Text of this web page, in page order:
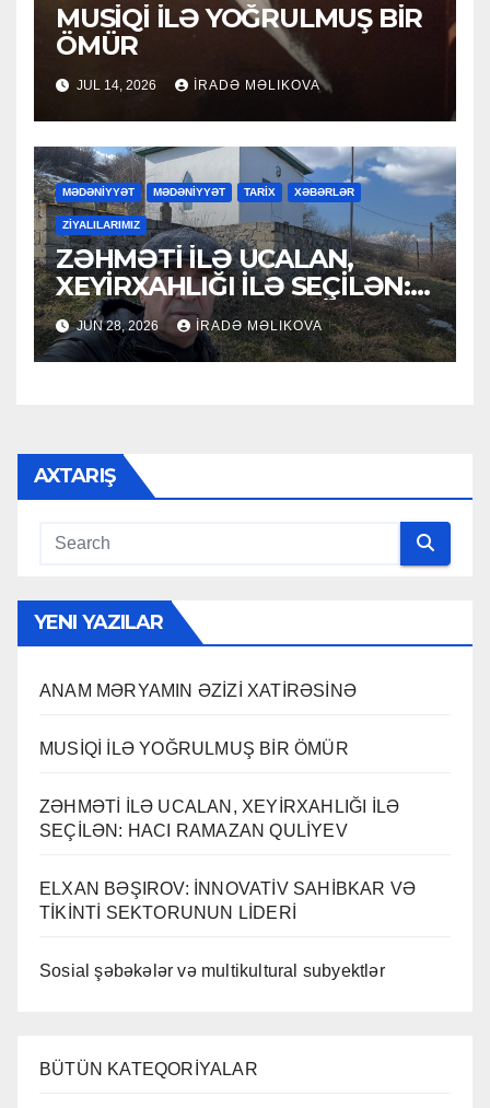
MUSİQİ İLƏ YOĞRULMUŞ BİR
ÖMÜR
JUL 14, 2026 İRADƏ MƏLIKOVA
MƏDƏNİYYƏT MƏDƏNİYYƏT TARİX XƏBƏRLƏR
ZİYALILARIMIZ
ZƏHMƏTİ İLƏ UCALAN,
XEYİRXAHLIĞI İLƏ SEÇİLƏN:
HACI RAMAZAN QULİYEV
JUN 28, 2026 İRADƏ MƏLIKOVA
AXTARIŞ
YENI YAZILAR
ANAM MƏRYAMIN ƏZİZİ XATİRƏSİNƏ
MUSİQİ İLƏ YOĞRULMUŞ BİR ÖMÜR
ZƏHMƏTİ İLƏ UCALAN, XEYİRXAHLIĞI İLƏ
SEÇİLƏN: HACI RAMAZAN QULİYEV
ELXAN BƏŞIROV: İNNOVATİV SAHİBKAR VƏ
TİKİNTİ SEKTORUNUN LİDERİ
Sosial şəbəkələr və multikultural subyektlər
BÜTÜN KATEQORİYALAR